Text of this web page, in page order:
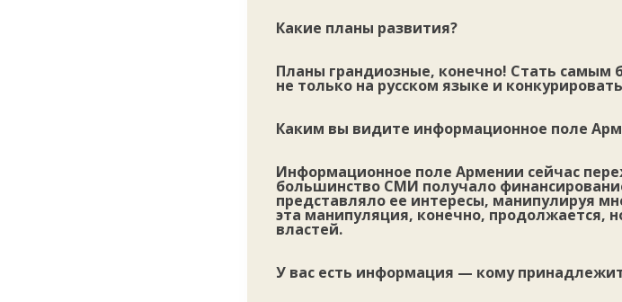
Какие планы развития?
Планы грандиозные, конечно! Стать
не только на русском языке и
Каким вы видите информационное поле
Информационное поле Армении сейчас
большинство СМИ получало
представляло ее интересы, манипулируя
эта манипуляция, конечно, продолжается,
властей.
У вас есть информация — кому